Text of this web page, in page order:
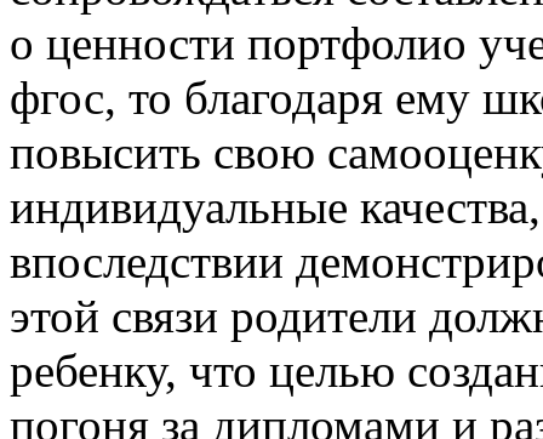
о ценности портфолио
фгос, то благодаря ему
повысить свою
индивидуальные
впоследствии
этой связи родители
ребенку, что целью
погоня за дипломами и